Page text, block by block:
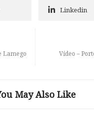
Linkedin
Lamego
Vídeo –
May Also Like